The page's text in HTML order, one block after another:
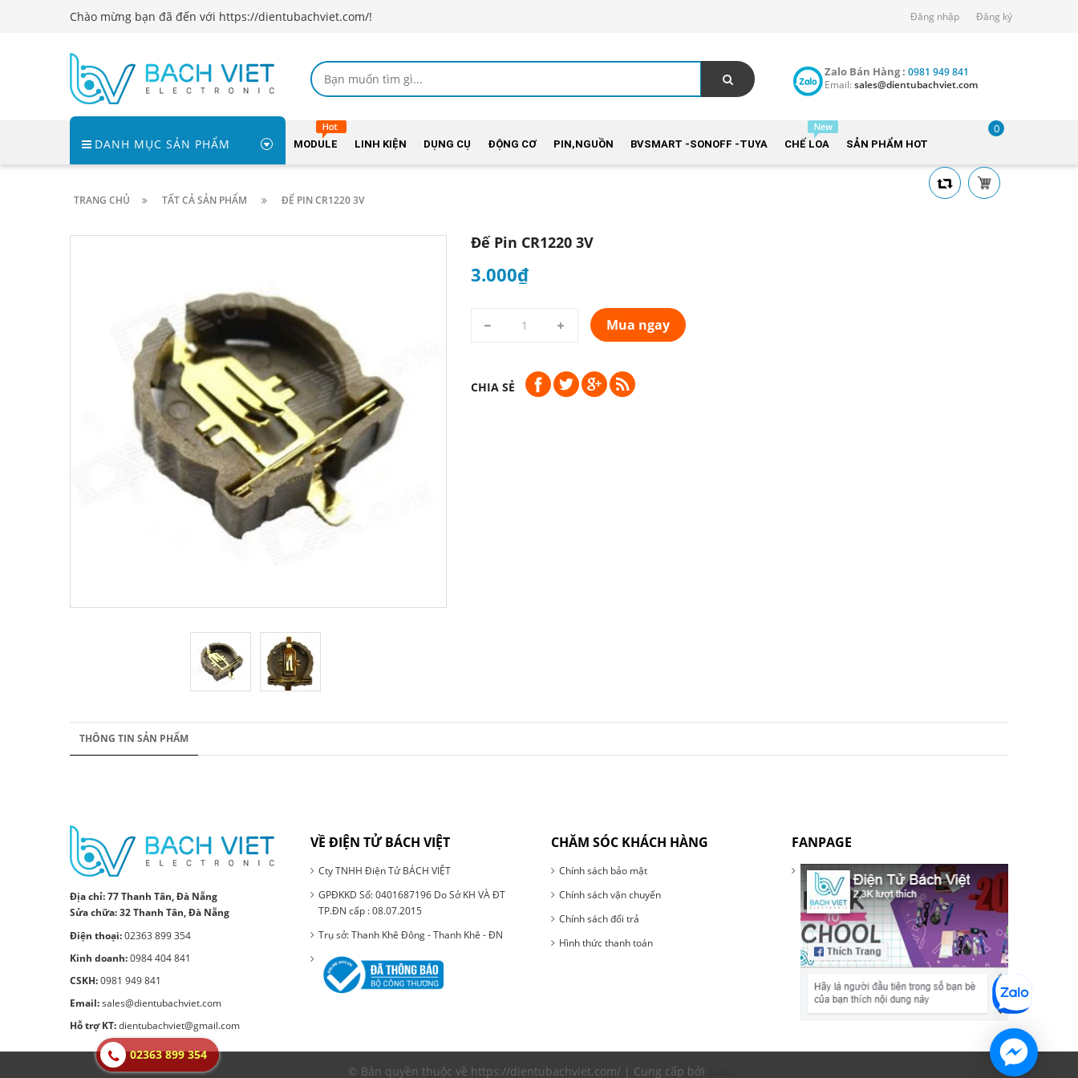
Chào mừng bạn đã đến với https://dientubachviet.com/! Đăng nhập Đăng ký
Zalo Bán Hàng : 0981 949 841
Email: sales@dientubachviet.com
DANH MỤC SẢN PHẨM MODULE LINH KIỆN DỤNG CỤ ĐỘNG CƠ PIN,NGUỒN BVSMART -SONOFF -TUYA CHẾ LOA SẢN PHẨM HOT
0
TRANG CHỦ TẤT CẢ SẢN PHẨM ĐẾ PIN CR1220 3V
Đế Pin CR1220 3V
3.000₫
Mua ngay
CHIA SẺ
THÔNG TIN SẢN PHẨM
Địa chỉ:77 Thanh Tân, Đà Nẵng
Sửa chữa: 32 Thanh Tân, Đà Nẵng
Điện thoại:02363 899 354
Kinh doanh:0984 404 841
CSKH:0981 949 841
Email:sales@dientubachviet.com
Hỗ trợ KT:dientubachviet@gmail.com
VỀ ĐIỆN TỬ BÁCH VIỆT
Cty TNHH Điện Tử BÁCH VIỆT
GPĐKKD Số: 0401687196 Do Sở KH VÀ ĐT
TP.ĐN cấp : 08.07.2015
Trụ sở: Thanh Khê Đông - Thanh Khê - ĐN
CHĂM SÓC KHÁCH HÀNG
Chính sách bảo mật
Chính sách vận chuyển
Chính sách đổi trả
Hình thức thanh toán
FANPAGE
© Bản quyền thuộc về https://dientubachviet.com/ | Cung cấp bởi
02363 899 354